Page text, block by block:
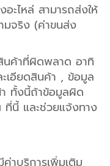
ะไหล่ สามารถส่งให้
มจริง (ค่าขนส่ง
นค้าที่ผิดพลาด อาทิ
อียดสินค้า , ข้อมูล
ทั้งนี้ถ้าข้อมูลผิด
นี้ และช่วยแจ้งทาง
าบริการเพิ่มเติม